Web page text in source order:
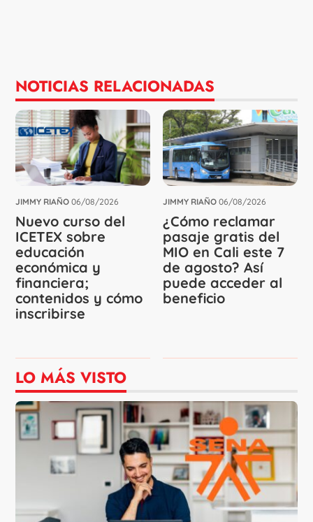
NOTICIAS RELACIONADAS
JIMMY RIAÑO 06/08/2026
Nuevo curso del
ICETEX sobre
educación
económica y
financiera;
contenidos y cómo
inscribirse
JIMMY RIAÑO 06/08/2026
¿Cómo reclamar
pasaje gratis del
MIO en Cali este 7
de agosto? Así
puede acceder al
beneficio
LO MÁS VISTO